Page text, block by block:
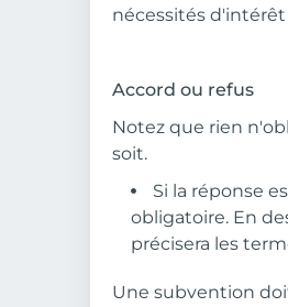
nécessités d'intérêt
Accord ou refus
Notez que rien
soit.
Si la réponse
obligatoire. En
précisera les
Une subvention